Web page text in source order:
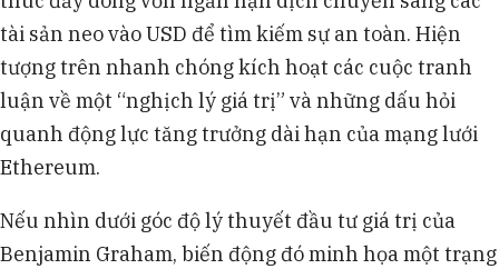
tài sản neo vào USD để tìm kiếm sự an toàn. Hiện
tượng trên nhanh chóng kích hoạt các cuộc tranh
luận về một “nghịch lý giá trị” và những dấu hỏi
quanh động lực tăng trưởng dài hạn của mạng lưới
Ethereum.
Nếu nhìn dưới góc độ lý thuyết đầu tư giá trị của
Benjamin Graham, biến động đó minh họa một trạng